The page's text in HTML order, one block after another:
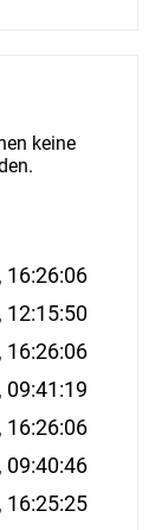
keine
16:26:06
12:15:50
16:26:06
09:41:19
16:26:06
09:40:46
16:25:25